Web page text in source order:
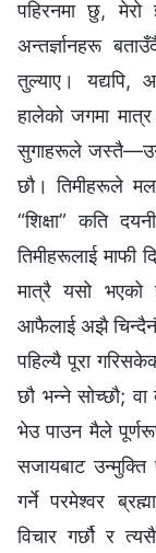
पहिरनमा छु,
अन्तर्ज्ञानहरू
तुल्याए। यद्यपि,
हालेको जगमा
सुगाहरूले
छौ। तिमीहरूले
“शिक्षा” कति
तिमीहरूलाई माफी
मात्रै यसो भएको
आफैलाई अझै
पहिल्यै पूरा
छौ भन्‍ने सोच्छौ; वा
भेउ पाउन मैले
सजायबाट उन्मुक्ति
गर्ने परमेश्‍वर
विचार गर्छौ र